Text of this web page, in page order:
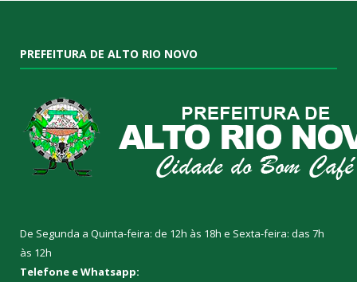
PREFEITURA DE ALTO RIO NOVO
De Segunda a Quinta-feira: de 12h às 18h e Sexta-feira: das 7h
às 12h
Telefone e Whatsapp: